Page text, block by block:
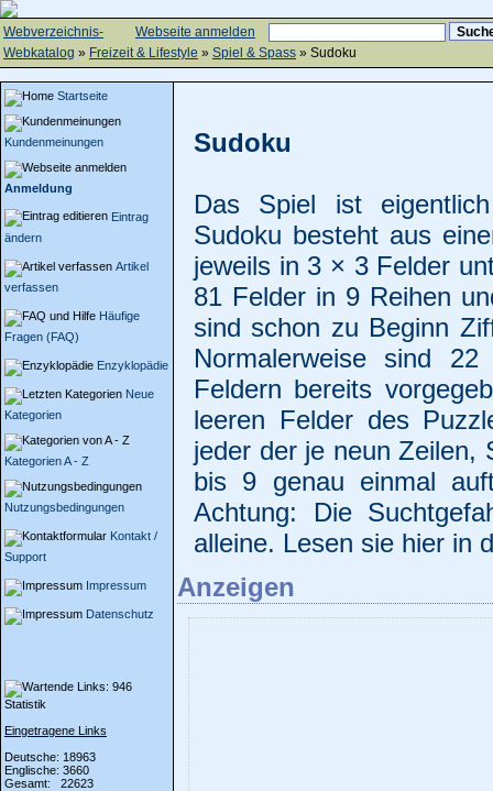
Webseite anmelden
Webverzeichnis-
Webkatalog » Freizeit & Lifestyle » Spiel & Spass » Sudoku
Startseite
Kundenmeinungen
Anmeldung
Eintrag
ändern
Artikel
verfassen
Häufige
Fragen (FAQ)
Enzyklopädie
Neue
Kategorien
Kategorien A - Z
Nutzungsbedingungen
Kontakt /
Support
Impressum
Datenschutz
Statistik
Eingetragene Links
Deutsche: 18963
Englische: 3660
Gesamt: 22623
Sudoku
Das Spiel ist
Sudoku besteht aus
jeweils in 3 × 3 Felder
81 Felder in 9 Reihen
sind schon zu Beginn
Normalerweise sind
Feldern bereits
leeren Felder des
jeder der je neun Zeilen,
bis 9 genau einmal
Achtung: Die
alleine. Lesen sie hier in
Anzeigen